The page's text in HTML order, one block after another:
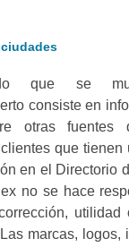
que se
consiste en
otras fuentes
que tienen
en el Directorio
no se hace
utilidad
marcas, logos,